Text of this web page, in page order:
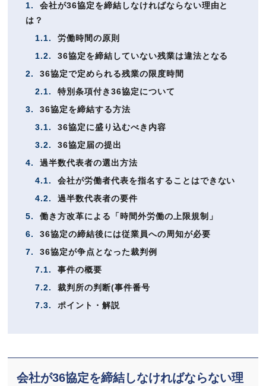
1.
会社が36協定を締結しなければならない理由と
は？
1.1.
労働時間の原則
1.2.
36協定を締結していない残業は違法となる
2.
36協定で定められる残業の限度時間
2.1.
特別条項付き36協定について
3.
36協定を締結する方法
3.1.
36協定に盛り込むべき内容
3.2.
36協定届の提出
4.
過半数代表者の選出方法
4.1.
会社が労働者代表を指名することはできない
4.2.
過半数代表者の要件
5.
働き方改革による「時間外労働の上限規制」
6.
36協定の締結後には従業員への周知が必要
7.
36協定が争点となった裁判例
7.1.
事件の概要
7.2.
裁判所の判断(事件番号
7.3.
ポイント・解説
会社が36協定を締結しなければならない理